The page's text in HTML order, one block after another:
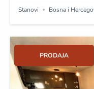
Stanovi Bosna i
PRODAJA